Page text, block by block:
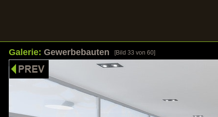
Galerie: Gewerbebauten [Bild 33 von 60]